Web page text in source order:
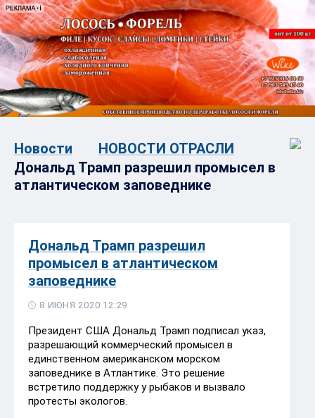
Новости
НОВОСТИ ОТРАСЛИ
Дональд Трамп разрешил промысел в
атлантическом заповеднике
Дональд Трамп разрешил
промысел в атлантическом
заповеднике
8 ИЮНЯ 2020 12:29
Президент США Дональд Трамп подписал указ,
разрешающий коммерческий промысел в
единственном американском морском
заповеднике в Атлантике. Это решение
встретило поддержку у рыбаков и вызвало
протесты экологов.